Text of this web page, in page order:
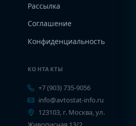
Рассылка
Соглашение
Конфиденциальность
КОНТАКТЫ
+7 (903) 735-9056
info@avtostat-info.ru
123103, г. Москва, ул.